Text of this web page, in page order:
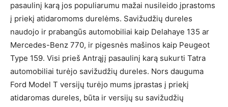
pasaulinį karą jos populiarumu mažai nusileido įprastoms
į priekį atidaromoms durelėms. Savižudžių dureles
naudojo ir prabangūs automobiliai kaip Delahaye 135 ar
Mercedes-Benz 770, ir pigesnės mašinos kaip Peugeot
Type 159. Visi prieš Antrąjį pasaulinį karą sukurti Tatra
automobiliai turėjo savižudžių dureles. Nors dauguma
Ford Model T versijų turėjo mums įprastas į priekį
atidaromas dureles, būta ir versijų su savižudžių